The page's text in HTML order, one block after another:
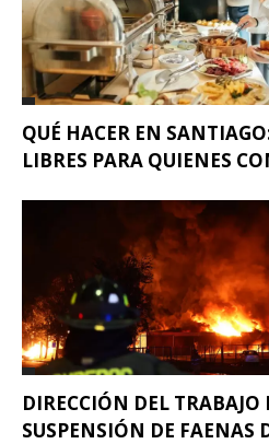
QUÉ HACER EN
LIBRES PARA QUIENES
DIRECCIÓN DEL
SUSPENSIÓN DE FAENAS